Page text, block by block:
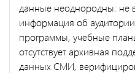
данные неоднородны: не
информация об
программы, учебные
отсутствует архивная
данных СМИ,